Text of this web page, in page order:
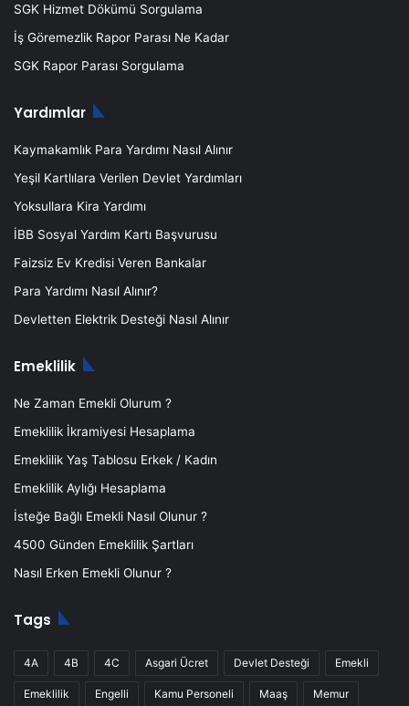
Nöroloji Polikliniği
Kardiyoloji Polikliniği
Kadın Doğum Polikliniği
Göz Polikliniği
Genel Cerrahi Polikliniği-2
Genel Cerrahi Polikliniği-1
Antalya Kaş Devlet Hastanesi’nde verilen hizmetler ise
Kemik Dansitometri
Panoramik Diş Röntgen
Çocuk Kardiyolojisi
Çocuk Sağlığı ve Hastalıkları
Çocuk Endokrinoloji
Radyoloji
Kadın Hastalıkları ve Doğum
Tıbbi Mikrobiyoloji
SGK Hizmet Dökümü Sorgulama
İş Göremezlik Rapor Parası Ne Kadar
SGK Rapor Parası Sorgulama
Yardımlar
Kaymakamlık Para Yardımı Nasıl Alınır
Yeşil Kartlılara Verilen Devlet Yardımları
Yoksullara Kira Yardımı
İBB Sosyal Yardım Kartı Başvurusu
Faizsiz Ev Kredisi Veren Bankalar
Para Yardımı Nasıl Alınır?
Devletten Elektrik Desteği Nasıl Alınır
Emeklilik
Ne Zaman Emekli Olurum ?
Emeklilik İkramiyesi Hesaplama
Emeklilik Yaş Tablosu Erkek / Kadın
Emeklilik Aylığı Hesaplama
İsteğe Bağlı Emekli Nasıl Olunur ?
4500 Günden Emeklilik Şartları
Nasıl Erken Emekli Olunur ?
Tags
4A 4B 4C Asgari Ücret Devlet Desteği Emekli
Emeklilik Engelli Kamu Personeli Maaş Memur